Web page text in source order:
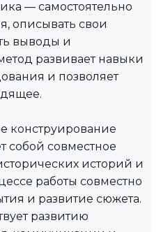
— самостоятельно
описывать свои
выводы и
развивает навыки
и позволяет
конструирование
собой совместное
историй и
работы совместно
и развитие сюжета.
развитию